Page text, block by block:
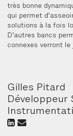
très bonne
qui permet
solutions à la fois
D’autres bancs
connexes verront le
Gilles Pitard
Développeur